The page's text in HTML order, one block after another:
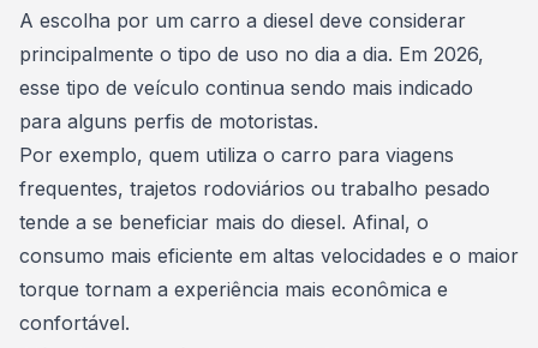
A escolha por um carro a diesel deve considerar
principalmente o tipo de uso no dia a dia. Em 2026,
esse tipo de veículo continua sendo mais indicado
para alguns perfis de motoristas.
Por exemplo, quem utiliza o carro para viagens
frequentes, trajetos rodoviários ou trabalho pesado
tende a se beneficiar mais do diesel. Afinal, o
consumo mais eficiente em altas velocidades e o maior
torque tornam a experiência mais econômica e
confortável.